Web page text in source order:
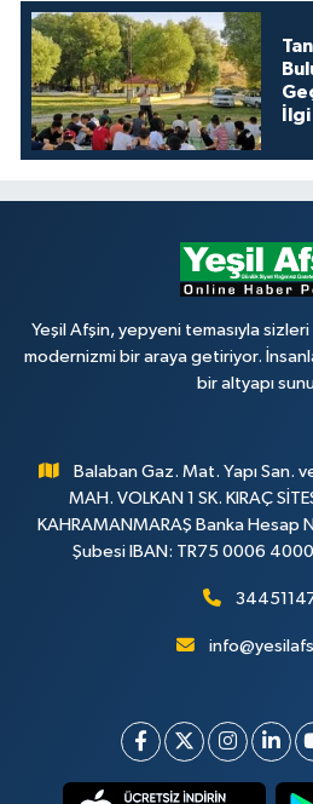
İlgi
Yeşil Afşin, yepyeni temasıyla
modernizmi bir araya getiriyor.
bir altyapı
Balaban Gaz. Mat. Yapı San.
MAH. VOLKAN 1 SK. KIRAÇ
KAHRAMANMARAŞ Banka Hesap
Şubesi IBAN: TR75 0006